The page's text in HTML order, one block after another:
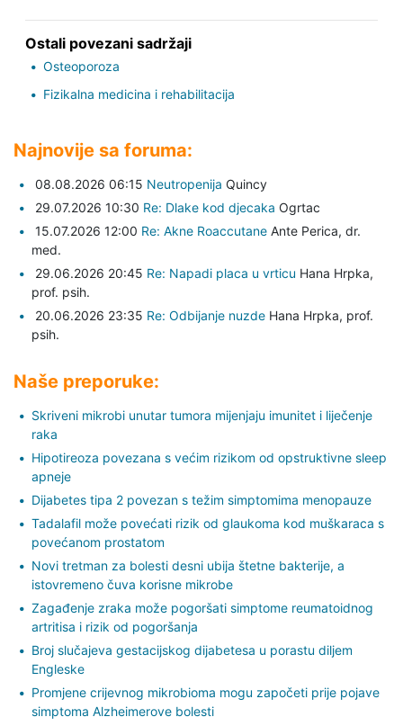
Ostali povezani sadržaji
Osteoporoza
Fizikalna medicina i rehabilitacija
Najnovije sa foruma:
08.08.2026 06:15 Neutropenija Quincy
29.07.2026 10:30 Re: Dlake kod djecaka Ogrtac
15.07.2026 12:00 Re: Akne Roaccutane Ante Perica, dr.
med.
29.06.2026 20:45 Re: Napadi placa u vrticu Hana Hrpka,
prof. psih.
20.06.2026 23:35 Re: Odbijanje nuzde Hana Hrpka, prof.
psih.
Naše preporuke:
Skriveni mikrobi unutar tumora mijenjaju imunitet i liječenje
raka
Hipotireoza povezana s većim rizikom od opstruktivne sleep
apneje
Dijabetes tipa 2 povezan s težim simptomima menopauze
Tadalafil može povećati rizik od glaukoma kod muškaraca s
povećanom prostatom
Novi tretman za bolesti desni ubija štetne bakterije, a
istovremeno čuva korisne mikrobe
Zagađenje zraka može pogoršati simptome reumatoidnog
artritisa i rizik od pogoršanja
Broj slučajeva gestacijskog dijabetesa u porastu diljem
Engleske
Promjene crijevnog mikrobioma mogu započeti prije pojave
simptoma Alzheimerove bolesti